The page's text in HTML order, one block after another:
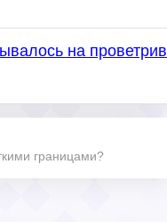
на
границами?